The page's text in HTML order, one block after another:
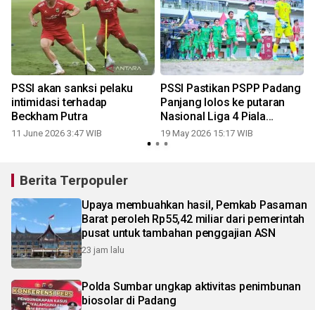
PSSI akan sanksi pelaku
intimidasi terhadap
Beckham Putra
11 June 2026 3:47 WIB
PSSI Pastikan PSPP Padang
Panjang lolos ke putaran
Nasional Liga 4 Piala
Presiden 2025/2026
19 May 2026 15:17 WIB
Berita Terpopuler
Upaya membuahkan hasil, Pemkab Pasaman
Barat peroleh Rp55,42 miliar dari pemerintah
pusat untuk tambahan penggajian ASN
23 jam lalu
Polda Sumbar ungkap aktivitas penimbunan
biosolar di Padang